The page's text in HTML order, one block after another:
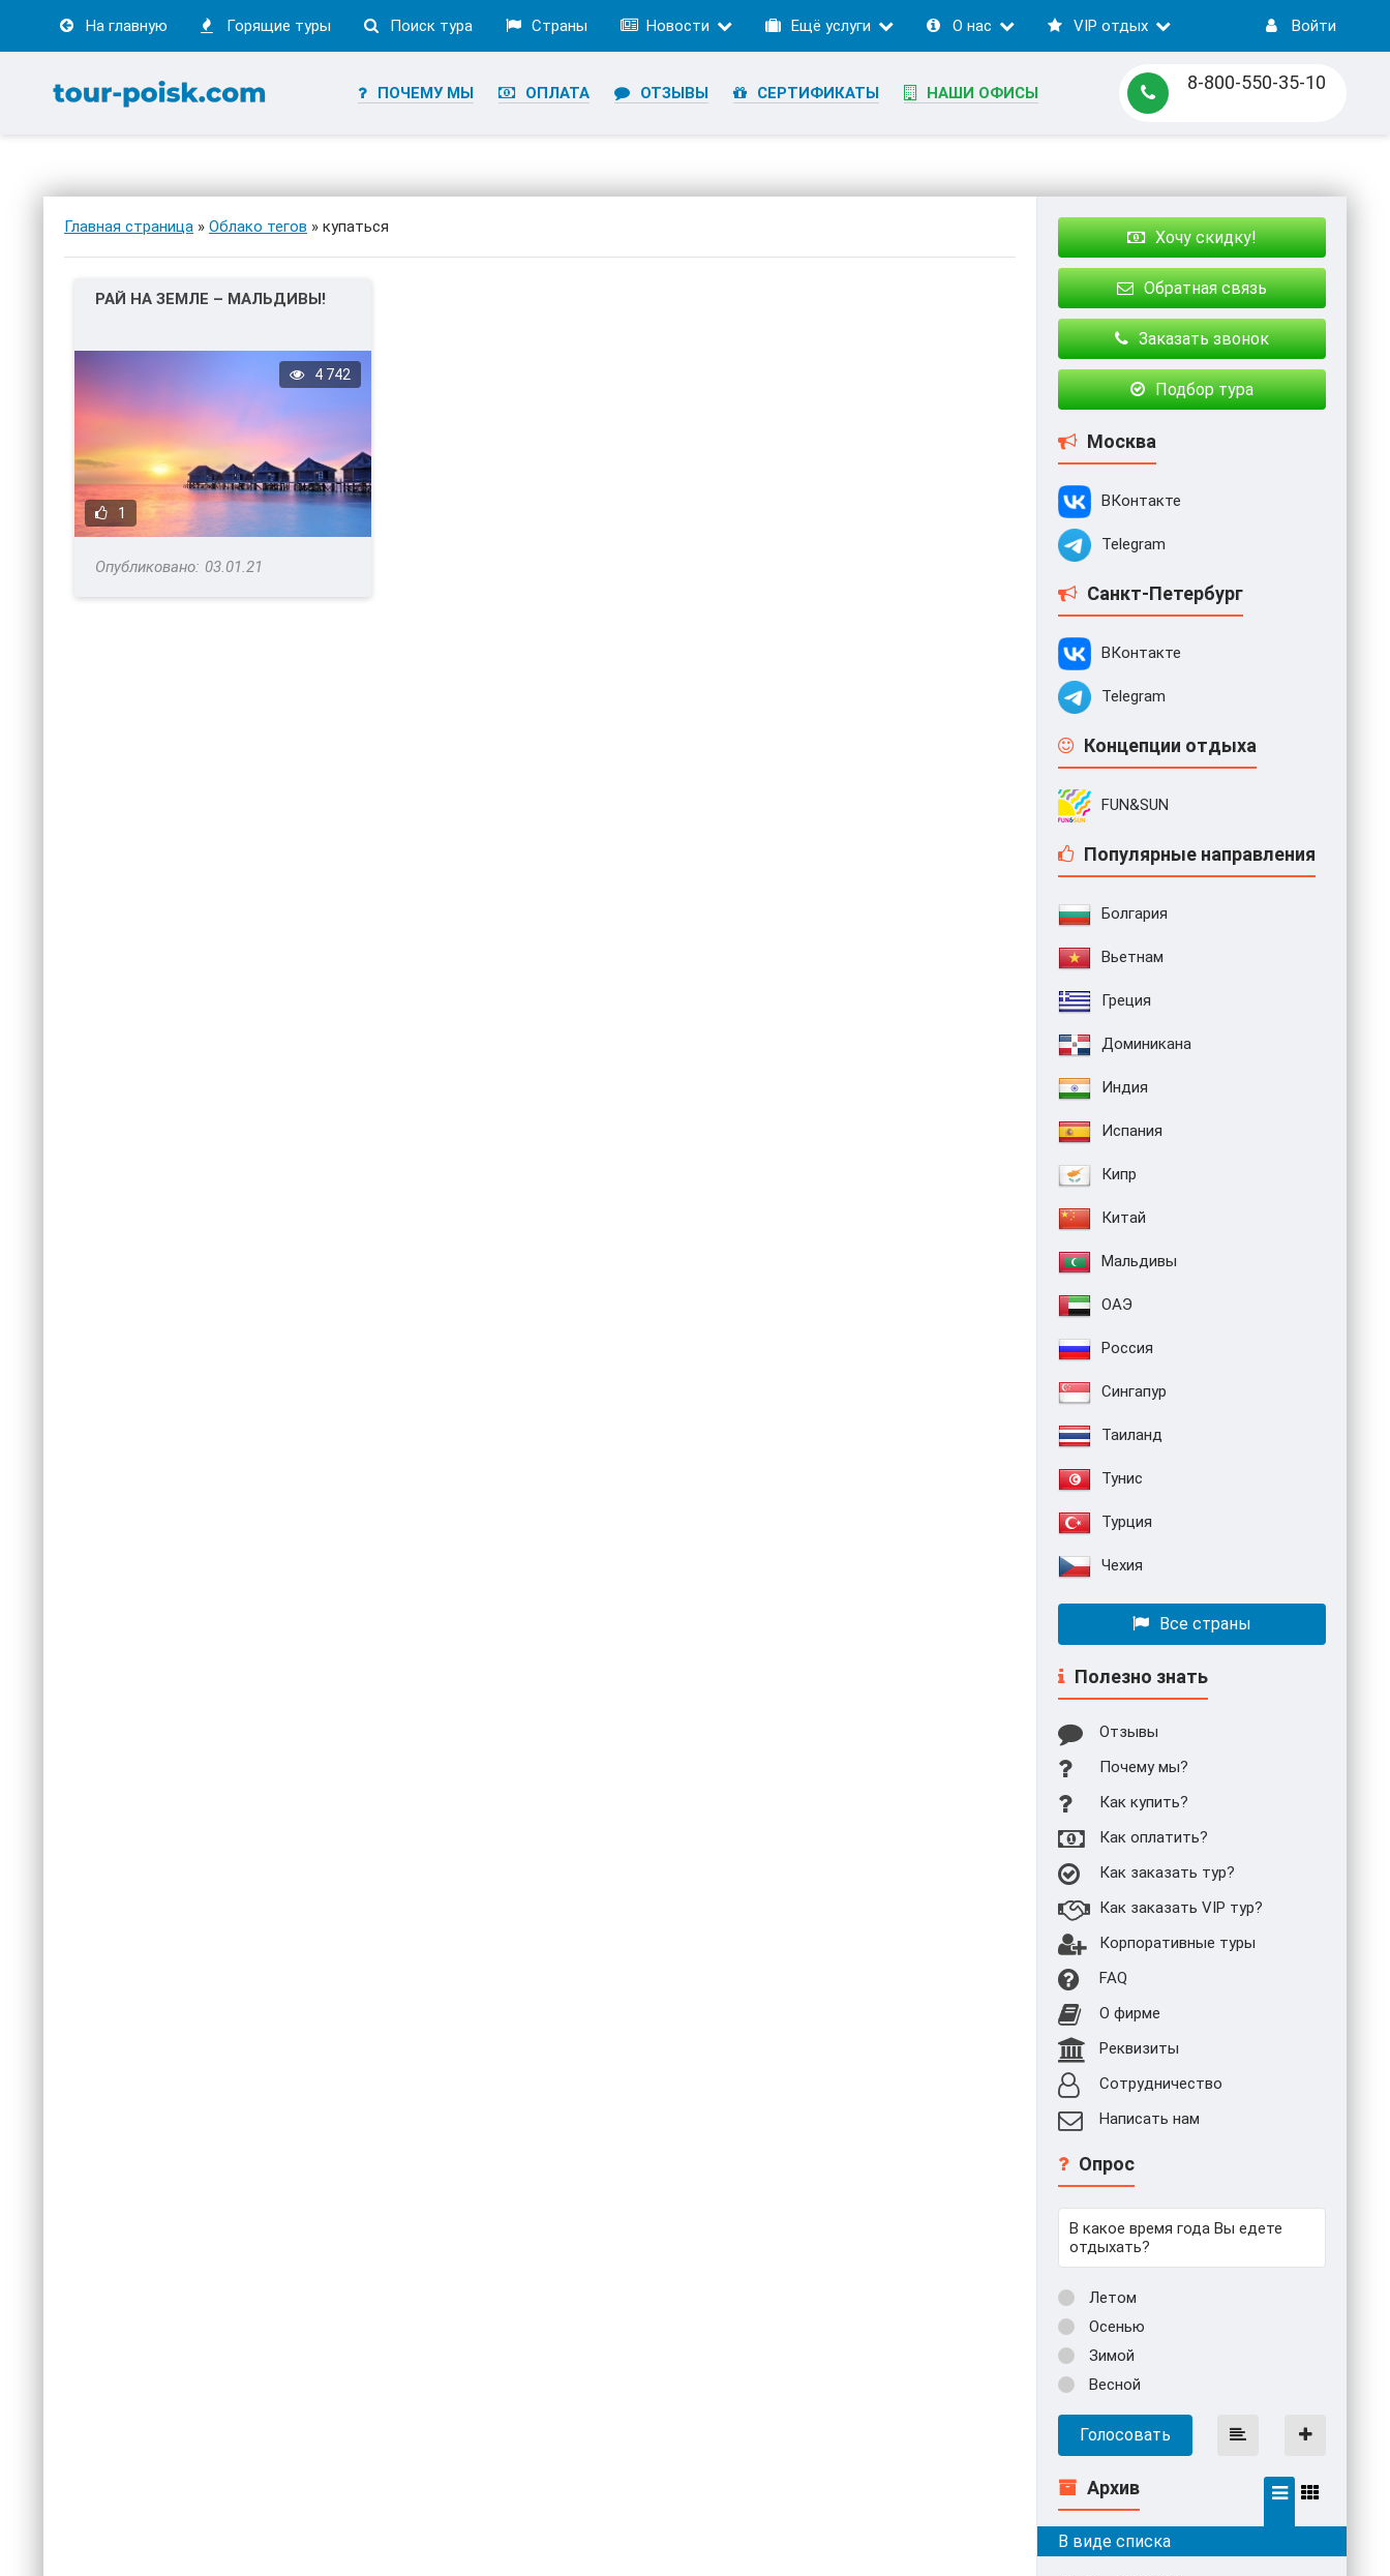
На главную Горящие туры Поиск тура Страны Новости Ещё услуги О нас VIP отдых Войти
ПОЧЕМУ МЫ ОПЛАТА ОТЗЫВЫ СЕРТИФИКАТЫ НАШИ ОФИСЫ 8-800-550-35-10
Главная страница » Облако тегов » купаться
РАЙ НА ЗЕМЛЕ – МАЛЬДИВЫ!
1
4 742
03.01.21
Хочу скидку!
Обратная связь
Заказать звонок
Подбор тура
Москва
ВКонтакте
Telegram
Санкт-Петербург
ВКонтакте
Telegram
Концепции отдыха
FUN&SUN
Популярные направления
Болгария
Вьетнам
Греция
Доминикана
Индия
Испания
Кипр
Китай
Мальдивы
ОАЭ
Россия
Сингапур
Таиланд
Тунис
Турция
Чехия
Все страны
Полезно знать
Отзывы
Почему мы?
Как купить?
Как оплатить?
Как заказать тур?
Как заказать VIP тур?
Корпоративные туры
FAQ
О фирме
Реквизиты
Сотрудничество
Написать нам
Опрос
В какое время года Вы едете
отдыхать?
Летом
Осенью
Зимой
Весной
Голосовать
Архив